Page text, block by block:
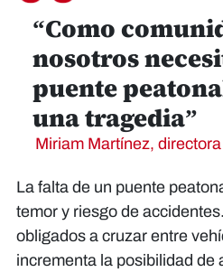
“Como
nosotros
puente
una tragedia”
Miriam Martínez,
La falta de un puente
temor y riesgo de
obligados a cruzar entre
incrementa la posibilidad de